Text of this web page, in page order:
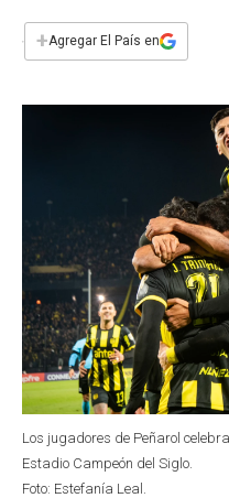
e
b
s
t
i
l
+Agregar El País en
Los jugadores de Peñarol
Estadio Campeón del Siglo.
Foto: Estefanía Leal.